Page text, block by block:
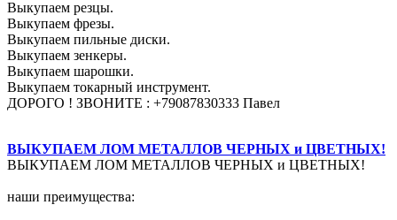
Выкупаем резцы.
Выкупаем фрезы.
Выкупаем пильные диски.
Выкупаем зенкеры.
Выкупаем шарошки.
Выкупаем токарный инструмент.
ДОРОГО ! ЗВОНИТЕ : +79087830333 Павел
ВЫКУПАЕМ ЛОМ МЕТАЛЛОВ ЧЕРНЫХ и ЦВЕТНЫХ!
ВЫКУПАЕМ ЛОМ МЕТАЛЛОВ ЧЕРНЫХ и ЦВЕТНЫХ!
наши преимущества: